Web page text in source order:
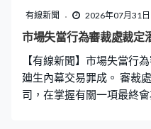
有線新聞 2026年07月31日
市場失當行為審裁處裁定
【有線新聞】市場失當行
廸生內幕交易罪成。 審裁
司，在掌握有關一項最終